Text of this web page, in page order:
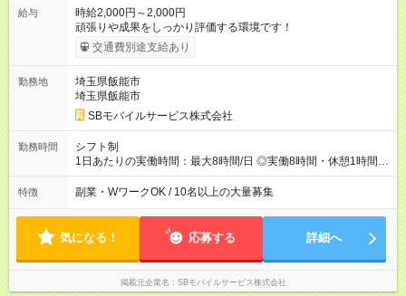
給与
時給2,000円～2,000円
頑張りや成果をしっかり評価する環境です！
交通費別途支給あり
勤務地
埼玉県飯能市
埼玉県飯能市
SBモバイルサービス株式会社
勤務時間
シフト制
1日あたりの実働時間：最大8時間/日 ◎実働8時間・休憩1時間 ◎
残業は月平均5時間程度です
特徴 副業・WワークOK / 10名以上の大量募集
気になる！ 応募する 詳細へ
掲載元企業名 SBモバイルサービス株式会社